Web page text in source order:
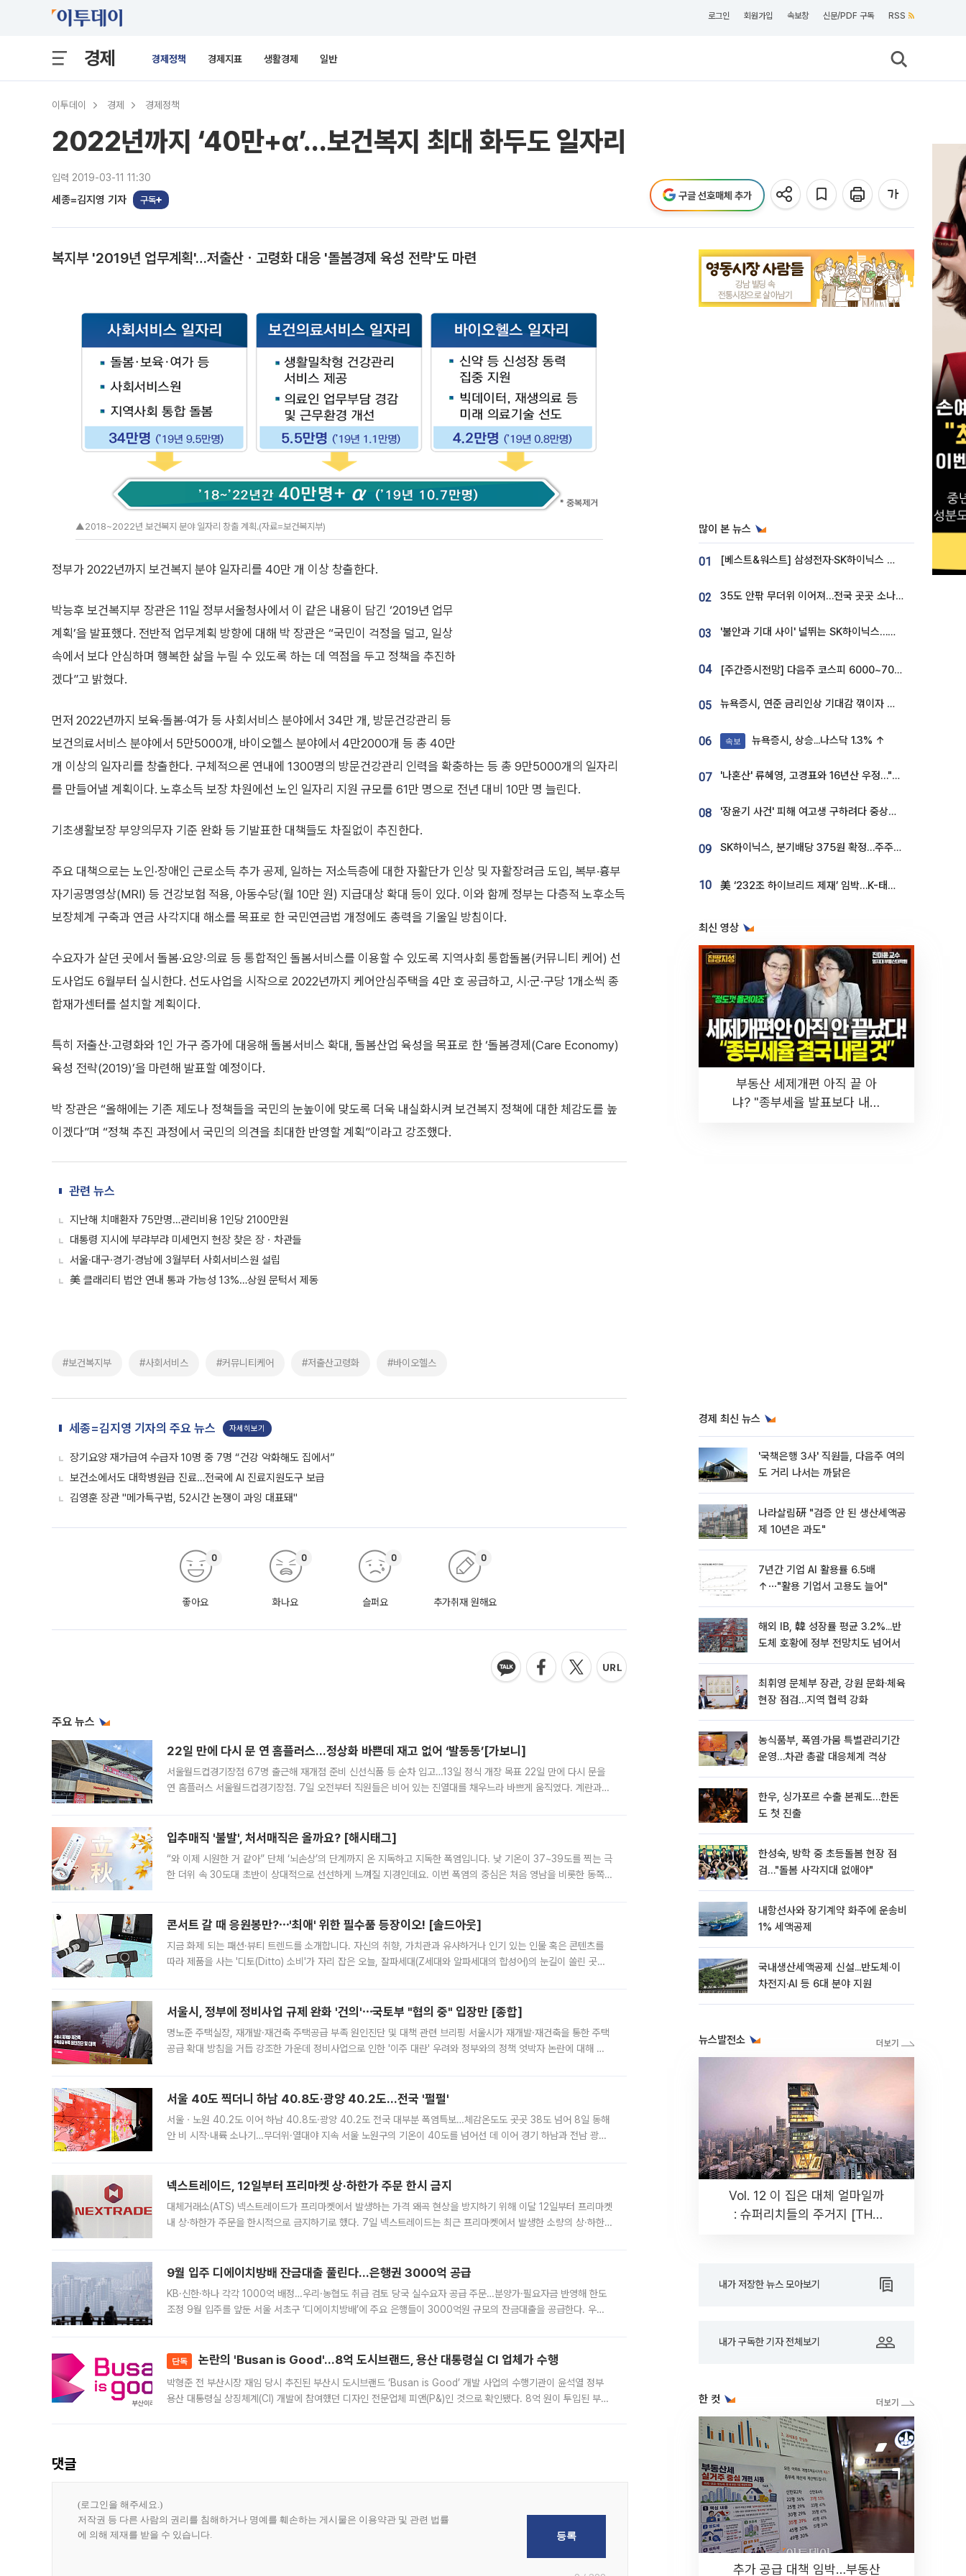
로그인 회원가입 속보창 신문/PDF 구독 RSS
경제 경제정책 경제지표 생활경제 일반
이투데이 경제 경제정책
2022년까지 ‘40만+α’…보건복지 최대 화두도 일자리
입력 2019-03-11 11:30
세종=김지영 기자 구독 구글 선호매체 추가
복지부 '2019년 업무계획'…저출산ㆍ고령화 대응 '돌봄경제 육성 전략'도 마련
▲2018~2022년 보건복지 분야 일자리 창출 계획.(자료=보건복지부)
정부가 2022년까지 보건복지 분야 일자리를 40만 개 이상 창출한다.
박능후 보건복지부 장관은 11일 정부서울청사에서 이 같은 내용이 담긴 ‘2019년 업무
계획’을 발표했다. 전반적 업무계획 방향에 대해 박 장관은 “국민이 걱정을 덜고, 일상
속에서 보다 안심하며 행복한 삶을 누릴 수 있도록 하는 데 역점을 두고 정책을 추진하
겠다”고 밝혔다.
먼저 2022년까지 보육·돌봄·여가 등 사회서비스 분야에서 34만 개, 방문건강관리 등
보건의료서비스 분야에서 5만5000개, 바이오헬스 분야에서 4만2000개 등 총 40만
개 이상의 일자리를 창출한다. 구체적으론 연내에 1300명의 방문건강관리 인력을 확충하는 등 총 9만5000개의 일자리
를 만들어낼 계획이다. 노후소득 보장 차원에선 노인 일자리 지원 규모를 61만 명으로 전년 대비 10만 명 늘린다.
기초생활보장 부양의무자 기준 완화 등 기발표한 대책들도 차질없이 추진한다.
주요 대책으로는 노인·장애인 근로소득 추가 공제, 일하는 저소득층에 대한 자활단가 인상 및 자활장려금 도입, 복부·흉부
자기공명영상(MRI) 등 건강보험 적용, 아동수당(월 10만 원) 지급대상 확대 등이 있다. 이와 함께 정부는 다층적 노후소득
보장체계 구축과 연금 사각지대 해소를 목표로 한 국민연금법 개정에도 총력을 기울일 방침이다.
수요자가 살던 곳에서 돌봄·요양·의료 등 통합적인 돌봄서비스를 이용할 수 있도록 지역사회 통합돌봄(커뮤니티 케어) 선
도사업도 6월부터 실시한다. 선도사업을 시작으로 2022년까지 케어안심주택을 4만 호 공급하고, 시·군·구당 1개소씩 종
합재가센터를 설치할 계획이다.
특히 저출산·고령화와 1인 가구 증가에 대응해 돌봄서비스 확대, 돌봄산업 육성을 목표로 한 ‘돌봄경제(Care Economy)
육성 전략(2019)’을 마련해 발표할 예정이다.
박 장관은 “올해에는 기존 제도나 정책들을 국민의 눈높이에 맞도록 더욱 내실화시켜 보건복지 정책에 대한 체감도를 높
이겠다”며 “정책 추진 과정에서 국민의 의견을 최대한 반영할 계획”이라고 강조했다.
관련 뉴스
지난해 치매환자 75만명…관리비용 1인당 2100만원
대통령 지시에 부랴부랴 미세먼지 현장 찾은 장ㆍ차관들
서울·대구·경기·경남에 3월부터 사회서비스원 설립
美 클래리티 법안 연내 통과 가능성 13%…상원 문턱서 제동
#보건복지부 #사회서비스 #커뮤니티케어 #저출산고령화 #바이오헬스
세종=김지영 기자의 주요 뉴스 자세히보기
장기요양 재가급여 수급자 10명 중 7명 “건강 악화해도 집에서”
보건소에서도 대학병원급 진료…전국에 AI 진료지원도구 보급
김영훈 장관 "메가특구법, 52시간 논쟁이 과잉 대표돼"
좋아요
0
화나요
0
슬퍼요
0
추가취재 원해요
0
주요 뉴스
22일 만에 다시 문 연 홈플러스…정상화 바쁜데 재고 없어 ‘발동동’[가보니]
서울월드컵경기장점 67명 출근해 재개점 준비 신선식품 등 순차 입고…13일 정식 개장 목표 22일 만에 다시 문을
연 홈플러스 서울월드컵경기장점. 7일 오전부터 직원들은 비어 있는 진열대를 채우느라 바쁘게 움직였다. 계란과
입추매직 '불발', 처서매직은 올까요? [해시태그]
“와 이제 시원한 거 같아” 단체 ‘뇌손상’의 단계까지 온 지독하고 지독한 폭염입니다. 낮 기온이 37~39도를 찍는 극
한 더위 속 30도대 초반이 상대적으로 선선하게 느껴질 지경인데요. 이번 폭염의 중심은 처음 영남을 비롯한 동쪽
콘서트 갈 때 응원봉만?⋯'최애' 위한 필수품 등장이오! [솔드아웃]
지금 화제 되는 패션·뷰티 트렌드를 소개합니다. 자신의 취향, 가치관과 유사하거나 인기 있는 인물 혹은 콘텐츠를
따라 제품을 사는 '디토(Ditto) 소비'가 자리 잡은 오늘, 잘파세대(Z세대와 알파세대의 합성어)의 눈길이 쏠린 곳은
서울시, 정부에 정비사업 규제 완화 '건의'⋯국토부 "협의 중" 입장만 [종합]
명노준 주택실장, 재개발·재건축 주택공급 부족 원인진단 및 대책 관련 브리핑 서울시가 재개발·재건축을 통한 주택
공급 확대 방침을 거듭 강조한 가운데 정비사업으로 인한 '이주 대란' 우려와 정부와의 정책 엇박자 논란에 대해 정
서울 40도 찍더니 하남 40.8도·광양 40.2도…전국 '펄펄'
서울ㆍ노원 40.2도 이어 하남 40.8도·광양 40.2도 전국 대부분 폭염특보…체감온도도 곳곳 38도 넘어 8일 동해
안 비 시작·내륙 소나기…무더위·열대야 지속 서울 노원구의 기온이 40도를 넘어선 데 이어 경기 하남과 전남 광양
넥스트레이드, 12일부터 프리마켓 상·하한가 주문 한시 금지
대체거래소(ATS) 넥스트레이드가 프리마켓에서 발생하는 가격 왜곡 현상을 방지하기 위해 이달 12일부터 프리마켓
내 상·하한가 주문을 한시적으로 금지하기로 했다. 7일 넥스트레이드는 최근 프리마켓에서 발생한 소량의 상·하한
9월 입주 디에이치방배 잔금대출 풀린다…은행권 3000억 공급
KB·신한·하나 각각 1000억 배정…우리·농협도 취급 검토 당국 실수요자 공급 주문…분양가·필요자금 반영해 한도
조정 9월 입주를 앞둔 서울 서초구 ‘디에이치방배’에 주요 은행들이 3000억원 규모의 잔금대출을 공급한다. 우리
단독 논란의 'Busan is Good'…8억 도시브랜드, 용산 대통령실 CI 업체가 수행
박형준 전 부산시장 재임 당시 추진된 부산시 도시브랜드 ‘Busan is Good’ 개발 사업의 수행기관이 윤석열 정부
용산 대통령실 상징체계(CI) 개발에 참여했던 디자인 전문업체 피앤(P&)인 것으로 확인됐다. 8억 원이 투입된 부산
댓글
많이 본 뉴스
01 [베스트&워스트] 삼성전자·SK하이닉스 밀린 한 주…상상인증권은 85% 급등
02 35도 안팎 무더위 이어져…전국 곳곳 소나기 [오늘 날씨]
03 '불안과 기대 사이' 널뛰는 SK하이닉스…증권가 "HBM4·LTA 기반 펀터멘털 견고"
04 [주간증시전망] 다음주 코스피 6000~7000⋯“外人 수급은 정책이 변수”
05 뉴욕증시, 연준 금리인상 기대감 꺾이자 상승...S&P500 사상 최고치 [종합]
06 속보 뉴욕증시, 상승...나스닥 1.3% ↑
07 '나혼산' 류혜영, 고경표와 16년산 우정…"자취방서 부모님과 마주쳐"
08 '장윤기 사건' 피해 여고생 구하려다 중상…고교생 의상자 지정
09 SK하이닉스, 분기배당 375원 확정…주주환원책 9월로 앞당겨 발표
10 美 ‘232조 하이브리드 제재’ 임박…K-태양광, 불확실성 털고 날개 다나
최신 영상
부동산 세제개편 아직 끝 아
냐? "종부세율 발표보다 내릴
경제 최신 뉴스
'국책은행 3사' 직원들, 다음주 여의
도 거리 나서는 까닭은
나라살림硏 "검증 안 된 생산세액공
제 10년은 과도"
7년간 기업 AI 활용률 6.5배
↑⋯"활용 기업서 고용도 늘어"
해외 IB, 韓 성장률 평균 3.2%...반
도체 호황에 정부 전망치도 넘어서
최휘영 문체부 장관, 강원 문화·체육
현장 점검…지역 협력 강화
농식품부, 폭염·가뭄 특별관리기간
운영…차관 총괄 대응체계 격상
한우, 싱가포르 수출 본궤도…한돈
도 첫 진출
한성숙, 방학 중 초등돌봄 현장 점
검…"돌봄 사각지대 없애야"
내항선사와 장기계약 화주에 운송비
1% 세액공제
국내생산세액공제 신설...반도체·이
차전지·AI 등 6대 분야 지원
뉴스발전소
Vol. 12 이 집은 대체 얼마일까
: 슈퍼리치들의 주거지 [THE
내가 저장한 뉴스 모아보기
내가 구독한 기자 전체보기
한 컷
추가 공급 대책 임박…부동산